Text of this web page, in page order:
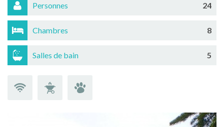
Personnes 24
Chambres 8
Salles de bain 5